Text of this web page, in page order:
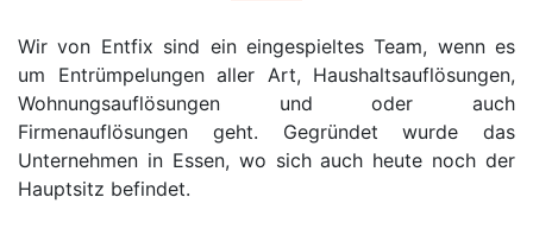
Wir von Entfix sind ein eingespieltes Team, wenn es
um Entrümpelungen aller Art, Haushaltsauflösungen,
Wohnungsauflösungen und oder auch
Firmenauflösungen geht. Gegründet wurde das
Unternehmen in Essen, wo sich auch heute noch der
Hauptsitz befindet.